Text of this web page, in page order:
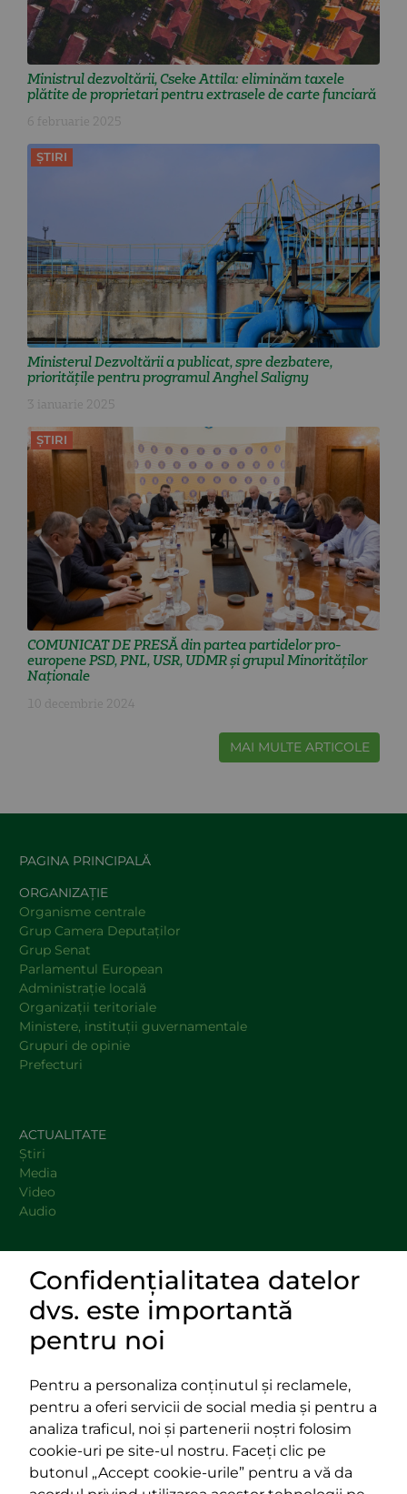
Ministrul dezvoltării, Cseke Attila: eliminăm taxele
plătite de proprietari pentru extrasele de carte funciară
6 februarie 2025
ȘTIRI
Ministerul Dezvoltării a publicat, spre dezbatere,
prioritățile pentru programul Anghel Saligny
3 ianuarie 2025
ȘTIRI
COMUNICAT DE PRESĂ din partea partidelor pro-
europene PSD, PNL, USR, UDMR și grupul Minorităților
Naționale
10 decembrie 2024
MAI MULTE ARTICOLE
PAGINA PRINCIPALĂ
ORGANIZAȚIE
Organisme centrale
Grup Camera Deputaţilor
Grup Senat
Parlamentul European
Administraţie locală
Organizaţii teritoriale
Ministere, instituţii guvernamentale
Grupuri de opinie
Prefecturi
ACTUALITATE
Știri
Media
Video
Audio
DOCUMENTE
LINKURI UTILE
Impressum
Termeni și condiții
Platforma PPE
400029 Cluj-Napoca,
400489 Cluj-Napoca,
Confidențialitatea datelor
dvs. este importantă
pentru noi
Pentru a personaliza conținutul și reclamele,
pentru a oferi servicii de social media și pentru a
analiza traficul, noi și partenerii noștri folosim
cookie-uri pe site-ul nostru. Faceți clic pe
butonul „Accept cookie-urile” pentru a vă da